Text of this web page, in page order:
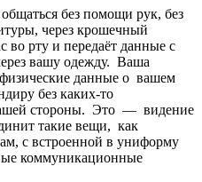
без помощи рук, без
через крошечный
во рту и передаёт данные с
вашу одежду. Ваша
данные о вашем
без каких-то
стороны. Это — видение
такие вещи, как
с встроенной в униформу
коммуникационные